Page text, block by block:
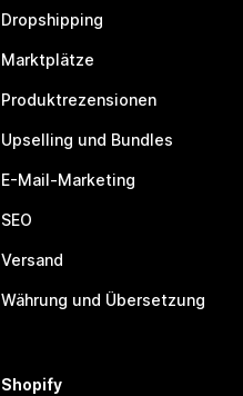
Dropshipping
Marktplätze
Produktrezensionen
Upselling und Bundles
E-Mail-Marketing
SEO
Versand
Währung und Übersetzung
Shopify